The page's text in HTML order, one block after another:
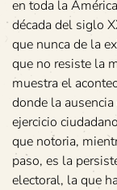
en toda la
década del siglo
que nunca de la
que no resiste la
muestra el
donde la
ejercicio
que notoria,
paso, es la
electoral, la que